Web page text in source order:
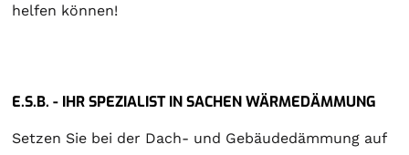
helfen können!
E.S.B. - IHR SPEZIALIST IN SACHEN WÄRMEDÄMMUNG
Setzen Sie bei der Dach- und Gebäudedämmung auf